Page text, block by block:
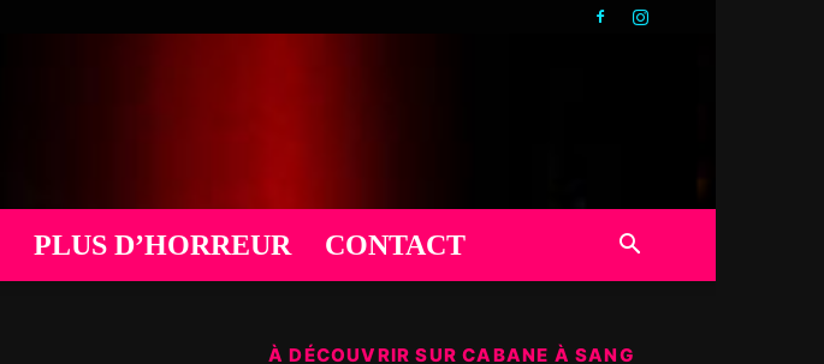
PLUS D’HORREUR CONTACT
À DÉCOUVRIR SUR CABANE À SANG